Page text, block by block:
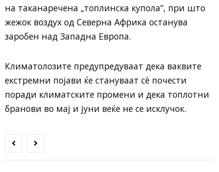
на таканаречена „топлинска купола“, при што
жежок воздух од Северна Африка останува
заробен над Западна Европа.
Климатолозите предупредуваат дека ваквите
екстремни појави ќе стануваат сè почести
поради климатските промени и дека топлотни
бранови во мај и јуни веќе не се исклучок.